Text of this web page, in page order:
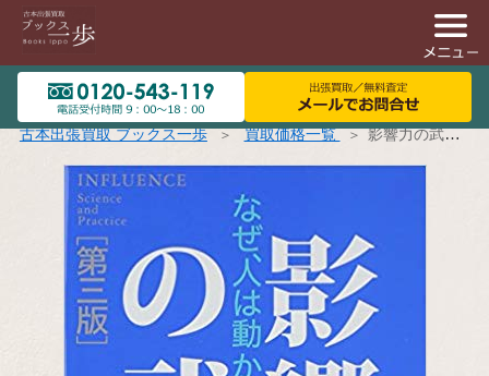
古本出張買取 ブックス一歩 買取価格一覧 影響力の武器[第三版] なぜ、人は動かされるのか